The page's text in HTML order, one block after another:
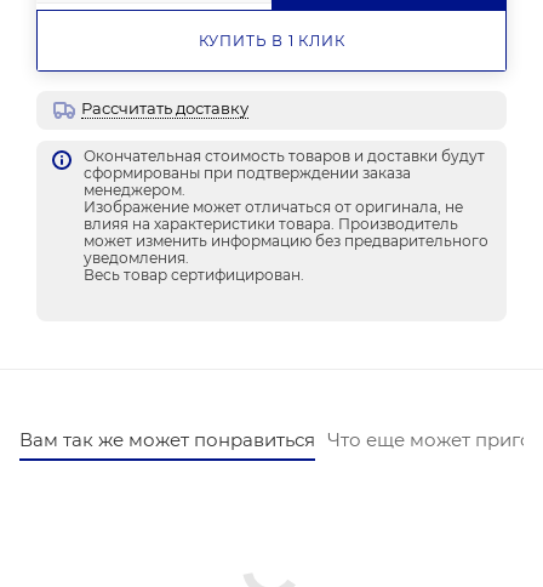
КУПИТЬ В 1 КЛИК
Рассчитать доставку
Окончательная стоимость товаров и доставки будут
сформированы при подтверждении заказа
менеджером.
Изображение может отличаться от оригинала, не
влияя на характеристики товара. Производитель
может изменить информацию без предварительного
уведомления.
Весь товар сертифицирован.
Вам так же может понравиться Что еще может